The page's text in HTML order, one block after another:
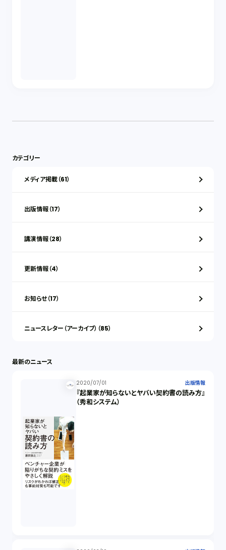
カテゴリー
メディア掲載（61）
出版情報（17）
講演情報（28）
更新情報（4）
お知らせ（17）
ニュースレター（アーカイブ）（85）
最新のニュース
2020/07/01 出版情報
『起業家が知らないとヤバい契約書の読み方』
（秀和システム）